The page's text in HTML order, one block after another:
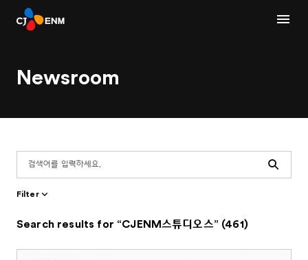
Newsroom
Search
Filter
Search results for “CJENM스튜디오스” (461)